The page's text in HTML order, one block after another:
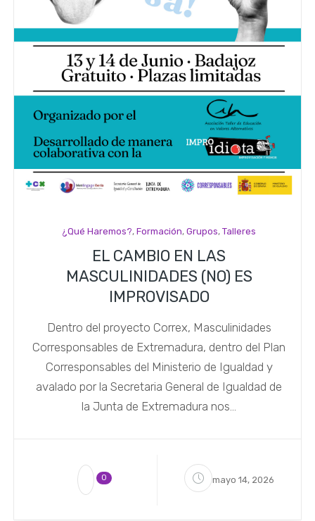
¿Qué Haremos?, Formación, Grupos, Talleres
EL CAMBIO EN LAS
MASCULINIDADES (NO) ES
IMPROVISADO
Dentro del proyecto Correx, Masculinidades
Corresponsables de Extremadura, dentro del Plan
Corresponsables del Ministerio de Igualdad y
avalado por la Secretaria General de Igualdad de
la Junta de Extremadura nos...
0 mayo 14, 2026